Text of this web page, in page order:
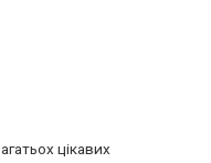
цікавих